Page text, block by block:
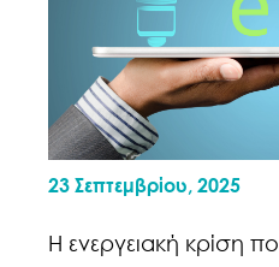
23 Σεπτεμβρίου, 2025
Η ενεργειακή κρίση